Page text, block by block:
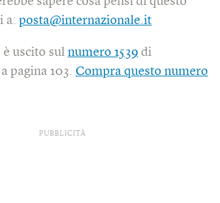
a: posta@internazionale.it
uscito sul numero 1539 di
pagina 103. Compra questo numero
PUBBLICITÀ